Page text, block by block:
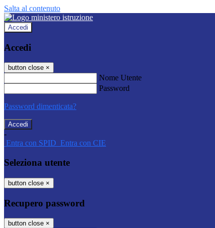
Salta al contenuto
Accedi
Accedi
button close ×
Nome Utente
Password
Password dimenticata?
-
Entra con SPID Entra con CIE
Seleziona utente
button close ×
Recupero password
button close ×